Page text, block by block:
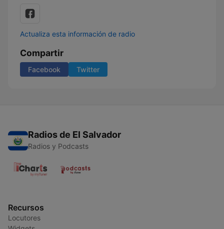
Actualiza esta información de radio
Compartir
Facebook Twitter
Radios de El Salvador
Radios y Podcasts
Recursos
Locutores